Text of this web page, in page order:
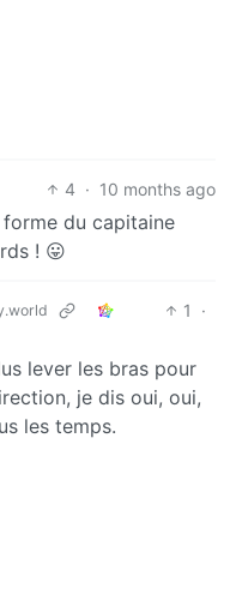
4 · 10 months ago
du capitaine
! 😛
1
·
lever les bras pour
je dis oui, oui,
les temps.